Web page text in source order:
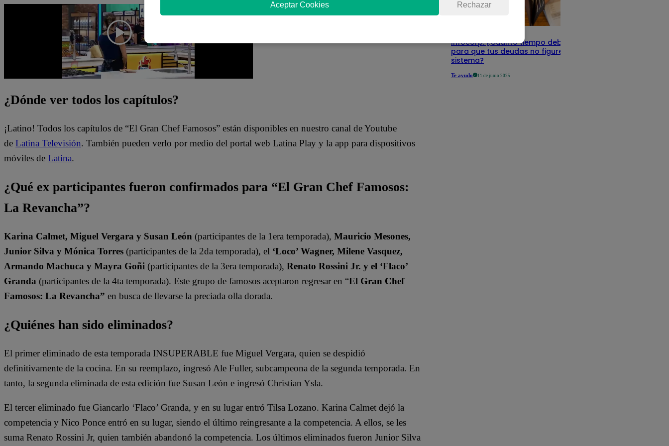
¿Dónde ver todos los capítulos?
¡Latino! Todos los capítulos de “El Gran Chef Famosos” están disponibles en nuestro canal de Youtube
de Latina Televisión. También pueden verlo por medio del portal web Latina Play y la app para dispositivos
móviles de Latina.
¿Qué ex participantes fueron confirmados para “El Gran Chef Famosos:
La Revancha”?
Karina Calmet, Miguel Vergara y Susan León (participantes de la 1era temporada), Mauricio Mesones,
Junior Silva y Mónica Torres (participantes de la 2da temporada), el ‘Loco’ Wagner, Milene Vasquez,
Armando Machuca y Mayra Goñi (participantes de la 3era temporada), Renato Rossini Jr. y el ‘Flaco’
Granda (participantes de la 4ta temporada). Este grupo de famosos aceptaron regresar en “El Gran Chef
Famosos: La Revancha” en busca de llevarse la preciada olla dorada.
¿Quiénes han sido eliminados?
El primer eliminado de esta temporada INSUPERABLE fue Miguel Vergara, quien se despidió
definitivamente de la cocina. En su reemplazo, ingresó Ale Fuller, subcampeona de la segunda temporada. En
tanto, la segunda eliminada de esta edición fue Susan León e ingresó Christian Ysla.
El tercer eliminado fue Giancarlo ‘Flaco’ Granda, y en su lugar entró Tilsa Lozano. Karina Calmet dejó la
competencia y Nico Ponce entró en su lugar, siendo el último reingresante a la competencia. A ellos, se les
suma Renato Rossini Jr, quien también abandonó la competencia. Los últimos eliminados fueron Junior Silva
Infocorp: ¿Cuánto tiempo debe pasar
para que tus deudas no figuren en su
sistema?
Te ayudo 11 de junio 2025
Aceptar Cookies Rechazar